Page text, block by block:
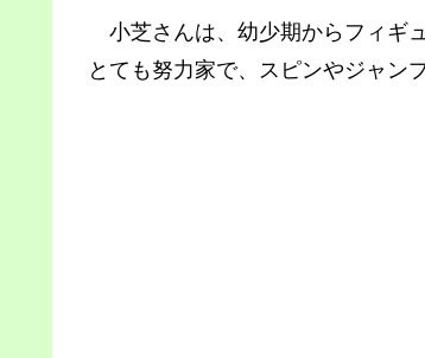
小芝さんは、幼少期からフィギ
とても努力家で、スピンやジャン